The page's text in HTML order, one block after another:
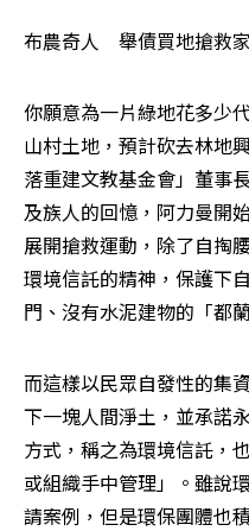
布農奇人　舉債買地搶救
你願意為一片綠地花多少
山村土地，預計砍去林地
落重建文教基金會」董事
及族人的回憶，阿力曼開
展開搶救運動，除了自掏
環境信託的精神，保護下
門、沒有水泥建物的「都
而這樣以民眾自發性的集
下一塊人間淨土，並承諾
方式，稱之為環境信託，
或組織手中管理」。雖說
請案例，但是環保團體也